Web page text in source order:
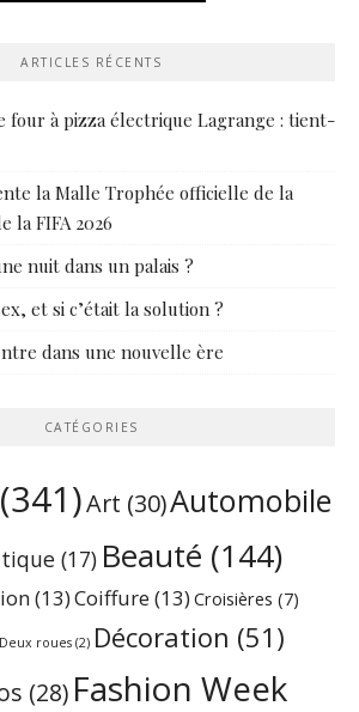
ARTICLES RÉCENTS
four à pizza électrique Lagrange : tient-
la Malle Trophée officielle de la
la FIFA 2026
nuit dans un palais ?
et si c’était la solution ?
dans une nouvelle ère
CATÉGORIES
(341)Art (30)Automobile
(17) Beauté (144)
(13)Coiffure(13) Croisières (7)
Deux roues (2) Décoration (51)
(28) Fashion Week